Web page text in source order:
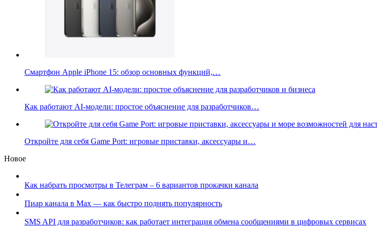
Смартфон Apple iPhone 15: обзор основных функций,…
Как работают AI-модели: простое объяснение для разработчиков…
Откройте для себя Game Port: игровые приставки, аксессуары и…
Новое
Как набрать просмотры в Телеграм – 6 вариантов прокачки канала
Пиар канала в Max — как быстро поднять популярность
SMS API для разработчиков: как работает интеграция обмена сообщениями в цифровых сервисах